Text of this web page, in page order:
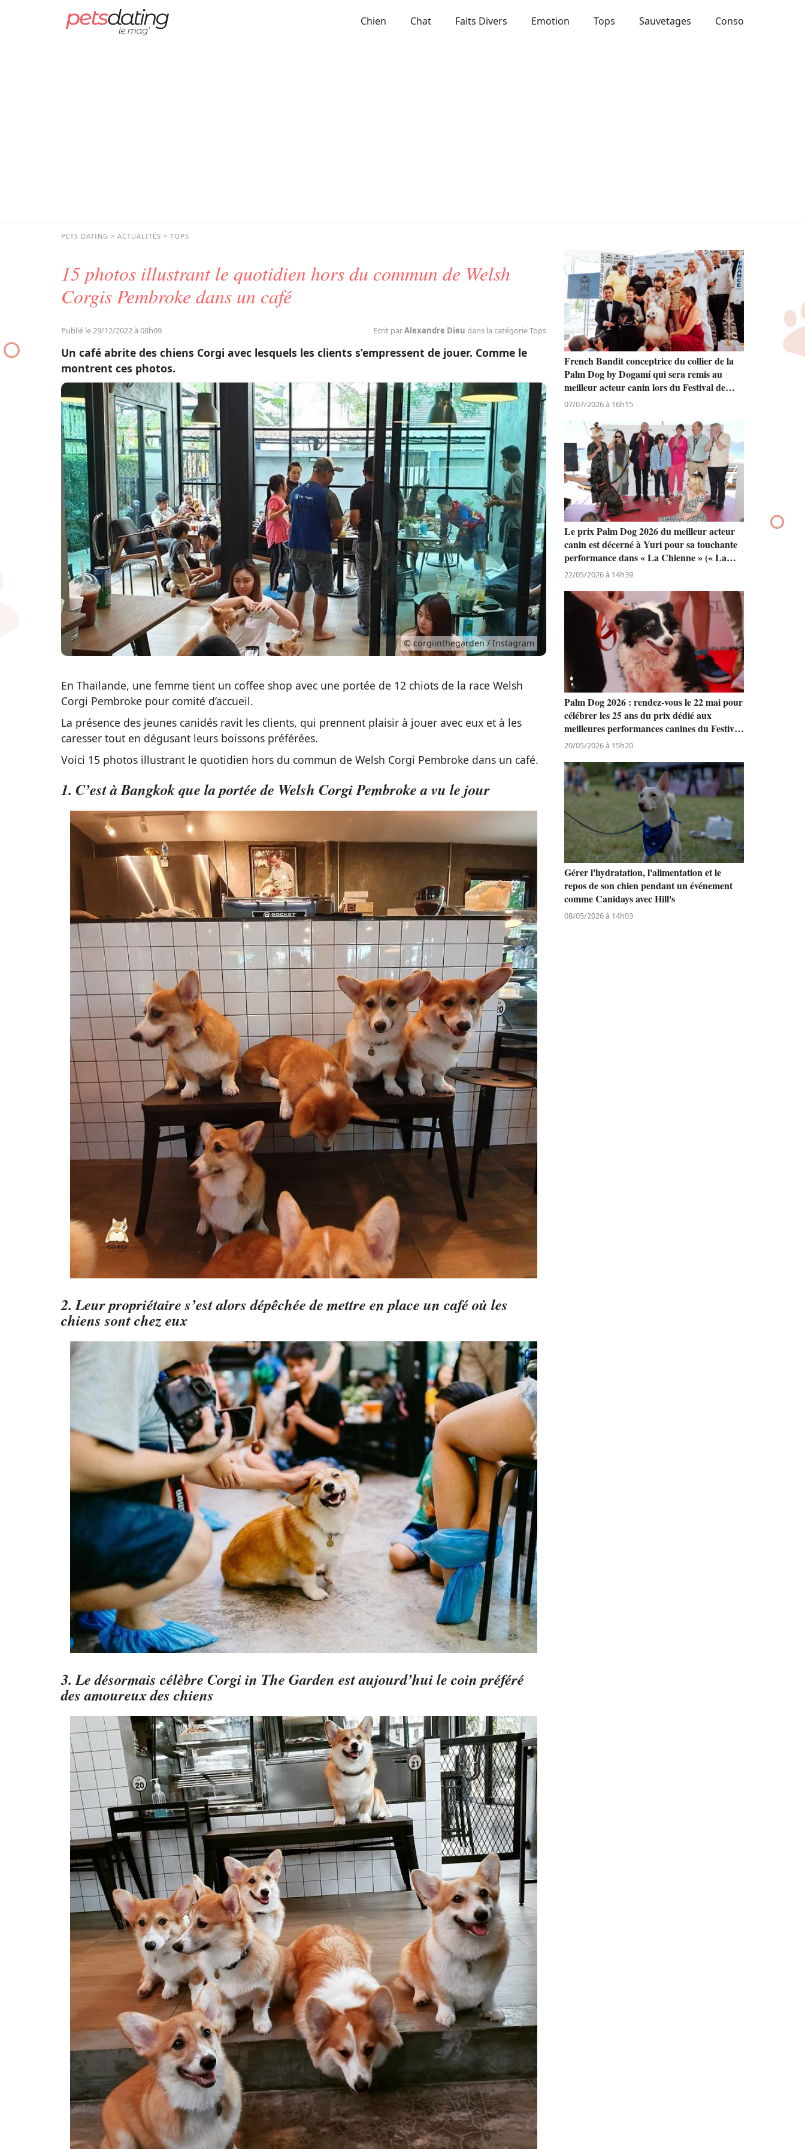
Chien Chat Faits Divers Emotion Tops Sauvetages Conso
PETS DATING ACTUALITÉS TOPS
15 photos illustrant le quotidien hors du commun de Welsh
Corgis Pembroke dans un café
Publié le 29/12/2022 à 08h09 Ecrit parAlexandre Dieu dans la catégorie Tops
Un café abrite des chiens Corgi avec lesquels les clients s’empressent de jouer. Comme le
montrent ces photos.
© corgiinthegarden / Instagram
En Thaïlande, une femme tient un coffee shop avec une portée de 12 chiots de la race Welsh
Corgi Pembroke pour comité d’accueil.
La présence des jeunes canidés ravit les clients, qui prennent plaisir à jouer avec eux et à les
caresser tout en dégusant leurs boissons préférées.
Voici 15 photos illustrant le quotidien hors du commun de Welsh Corgi Pembroke dans un café.
1. C’est à Bangkok que la portée de Welsh Corgi Pembroke a vu le jour
2. Leur propriétaire s’est alors dépêchée de mettre en place un café où les
chiens sont chez eux
3. Le désormais célèbre Corgi in The Garden est aujourd’hui le coin préféré
des amoureux des chiens
French Bandit conceptrice du collier de la
Palm Dog by Dogamí qui sera remis au
meilleur acteur canin lors du Festival de
Cannes
07/07/2026 à 16h15
Le prix Palm Dog 2026 du meilleur acteur
canin est décerné à Yuri pour sa touchante
performance dans « La Chienne » (« La
Perra ») de Dominga Sotomayor
22/05/2026 à 14h39
Palm Dog 2026 : rendez-vous le 22 mai pour
célébrer les 25 ans du prix dédié aux
meilleures performances canines du Festival
de Cannes
20/05/2026 à 15h20
Gérer l'hydratation, l'alimentation et le
repos de son chien pendant un événement
comme Canidays avec Hill's
08/05/2026 à 14h03